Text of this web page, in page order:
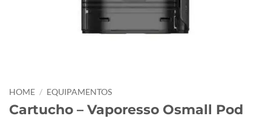
HOME / EQUIPAMENTOS
Cartucho – Vaporesso Osmall Pod